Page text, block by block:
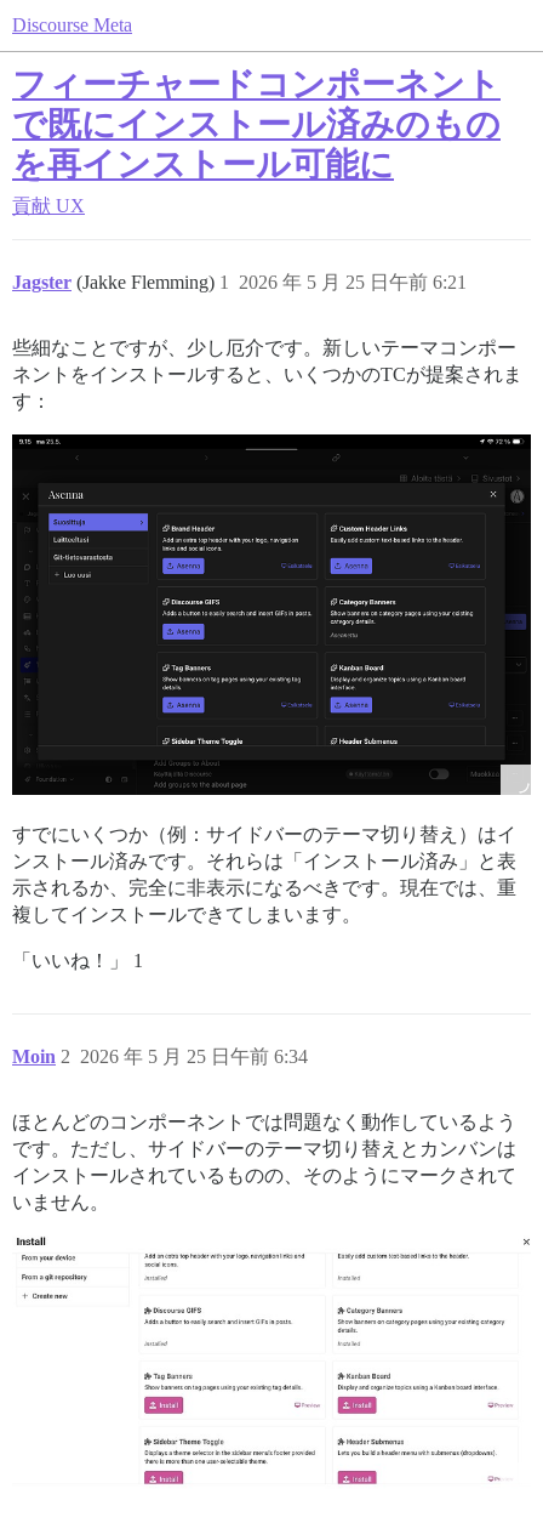
Discourse Meta
フィーチャードコンポーネント
で既にインストール済みのもの
を再インストール可能に
貢献 UX
Jagster (Jakke Flemming) 2026 年 5 月 25 日午前 6:21
1
些細なことですが、少し厄介です。新しいテーマコンポー
ネントをインストールすると、いくつかのTCが提案されま
す：
すでにいくつか（例：サイドバーのテーマ切り替え）はイ
ンストール済みです。それらは「インストール済み」と表
示されるか、完全に非表示になるべきです。現在では、重
複してインストールできてしまいます。
「いいね！」 1
Moin 2026 年 5 月 25 日午前 6:34
2
ほとんどのコンポーネントでは問題なく動作しているよう
です。ただし、サイドバーのテーマ切り替えとカンバンは
インストールされているものの、そのようにマークされて
いません。